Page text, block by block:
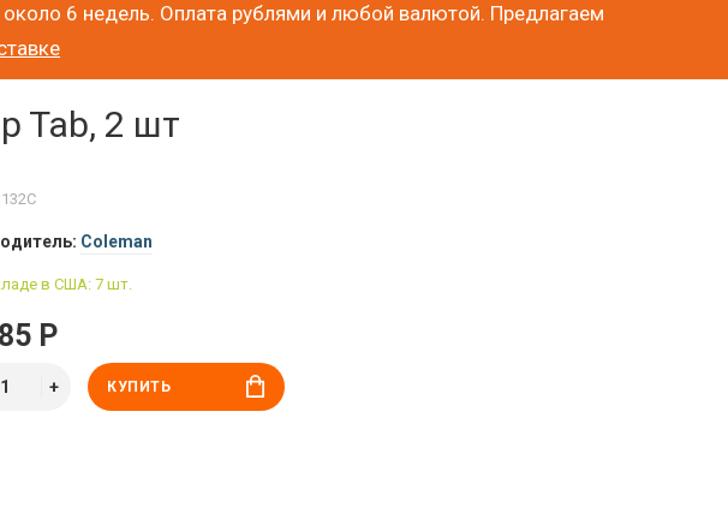
6 недель. Оплата рублями и любой валютой. Предлагаем
Tab, 2 шт
Coleman
в США: 7 шт.
Р
КУПИТЬ